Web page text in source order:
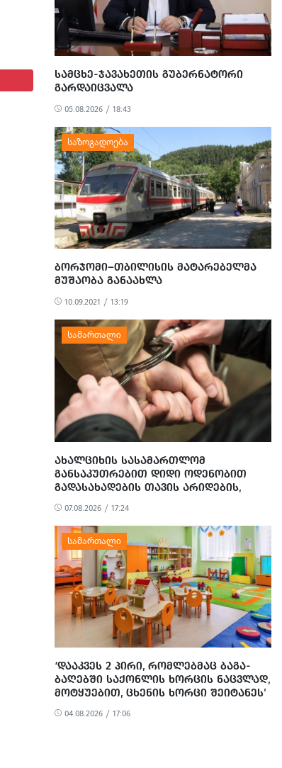
ᲡᲐᲛᲪᲮᲔ-ᲯᲐᲕᲐᲮᲔᲗᲘᲡ ᲒᲣᲑᲔᲠᲜᲐᲢᲝᲠᲘ
ᲒᲐᲠᲓᲐᲘᲪᲕᲐᲚᲐ
05.08.2026 / 18:43
ᲑᲝᲠᲯᲝᲛᲘ–ᲗᲑᲘᲚᲘᲡᲘᲡ ᲛᲐᲢᲐᲠᲔᲑᲔᲚᲛᲐ
ᲛᲣᲨᲐᲝᲑᲐ ᲒᲐᲜᲐᲐᲮᲚᲐ
10.09.2021 / 13:19
ᲐᲮᲐᲚᲪᲘᲮᲘᲡ ᲡᲐᲡᲐᲛᲐᲠᲗᲚᲝᲛ
ᲒᲐᲜᲡᲐᲙᲣᲗᲠᲔᲑᲘᲗ ᲓᲘᲓᲘ ᲝᲓᲔᲜᲝᲑᲘᲗ
ᲒᲐᲓᲐᲡᲐᲮᲐᲓᲔᲑᲘᲡ ᲗᲐᲕᲘᲡ ᲐᲠᲘᲓᲔᲑᲘᲡ,
ᲓᲘᲓᲘ ᲝᲓᲔᲜᲝᲑᲘᲗ ᲗᲐᲦᲚᲘᲗᲝᲑᲘᲡ
ᲛᲪᲓᲔᲚᲝᲑᲘᲡ ᲓᲐ ᲛᲝᲢᲧᲣᲔᲑᲘᲗ
ᲥᲝᲜᲔᲑᲠᲘᲕᲘ ᲓᲐᲖᲘᲐᲜᲔᲑᲘᲡ ᲤᲐᲥᲢᲔᲑᲖᲔ 1
ᲞᲘᲠᲘ ᲓᲐᲛᲜᲐᲨᲐᲕᲔᲓ ᲪᲜᲝ
07.08.2026 / 17:24
‘ᲓᲐᲐᲙᲕᲔᲡ 2 ᲞᲘᲠᲘ, ᲠᲝᲛᲚᲔᲑᲛᲐᲪ ᲑᲐᲒᲐ-
ᲑᲐᲦᲔᲑᲨᲘ ᲡᲐᲥᲝᲜᲚᲘᲡ ᲮᲝᲠᲪᲘᲡ ᲜᲐᲪᲕᲚᲐᲓ,
ᲛᲝᲢᲧᲣᲔᲑᲘᲗ, ᲪᲮᲔᲜᲘᲡ ᲮᲝᲠᲪᲘ ᲨᲔᲘᲢᲐᲜᲔᲡ’
- ᲡᲣᲡ-Ი
04.08.2026 / 17:06